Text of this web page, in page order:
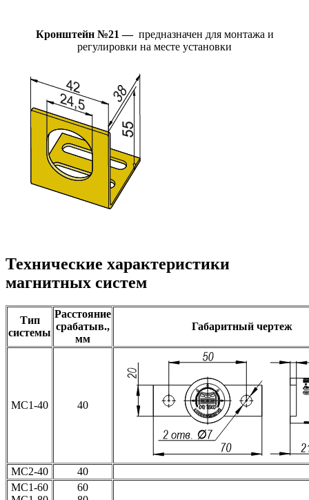
Кронштейн №21 —предназначен для монтажа и
регулировки на месте установки
Технические характеристики
магнитных систем
Тип
системы
Расстояние
срабатыв.,
мм
Габаритный чертеж
МС1-40 40
МС2-40
40
МС1-60
60